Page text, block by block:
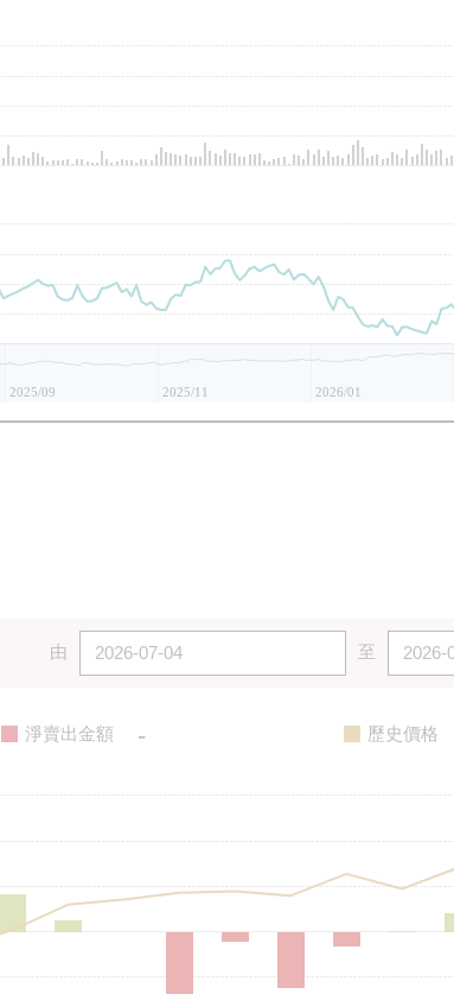
2025/09 2025/11 2026/01
由 至
淨賣出金額 - 歷史價格